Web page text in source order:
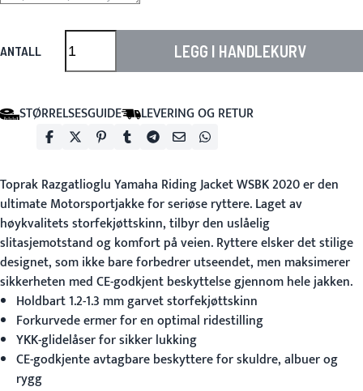
ANTALL LEGG I HANDLEKURV
STØRRELSESGUIDE LEVERING OG RETUR
Toprak Razgatlioglu Yamaha Riding Jacket WSBK 2020 er den
ultimateMotorsportjakkefor seriøse ryttere. Laget av
høykvalitets storfekjøttskinn, tilbyr den uslåelig
slitasjemotstand og komfort på veien. Ryttere elsker det stilige
designet, som ikke bare forbedrer utseendet, men maksimerer
sikkerheten med CE-godkjent beskyttelse gjennom hele jakken.
Holdbart 1.2-1.3 mm garvet storfekjøttskinn
Forkurvede ermer for en optimal ridestilling
YKK-glidelåser for sikker lukking
CE-godkjente avtagbare beskyttere for skuldre, albuer og
rygg